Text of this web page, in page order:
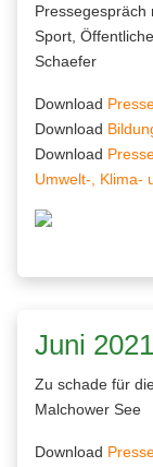
Pressegespräch
Sport,
Schaefer
Download
Download
Download
Umwelt-, Klima-
Juni 2021
Zu schade für
Malchower See
Download